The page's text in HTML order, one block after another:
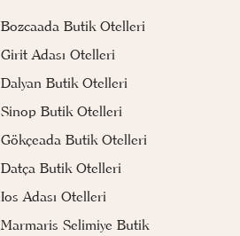
Bozcaada Butik Otelleri
Girit Adası Otelleri
Dalyan Butik Otelleri
Sinop Butik Otelleri
Gökçeada Butik Otelleri
Datça Butik Otelleri
Ios Adası Otelleri
Marmaris Selimiye Butik